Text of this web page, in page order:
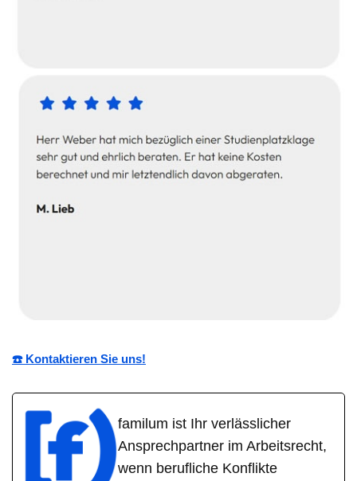
☎️ Kontaktieren Sie uns!
familum ist Ihr verlässlicher
Ansprechpartner im Arbeitsrecht,
wenn berufliche Konflikte